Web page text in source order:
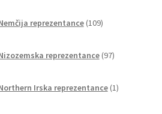
reprezentance 109izdelkov
reprezentance 97izdelkov
Irska reprezentance 1izdelek